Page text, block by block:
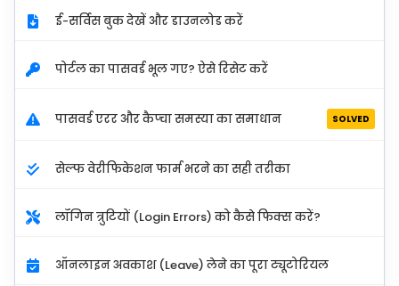
ई-सर्विस बुक देखें और डाउनलोड करें
पोर्टल का पासवर्ड भूल गए? ऐसे रिसेट करें
पासवर्ड एरर और कैप्चा समस्या का समाधान SOLVED
सेल्फ वेरीफिकेशन फार्म भरने का सही तरीका
लॉगिन त्रुटियों (Login Errors) को कैसे फिक्स करें?
ऑनलाइन अवकाश (Leave) लेने का पूरा ट्यूटोरियल